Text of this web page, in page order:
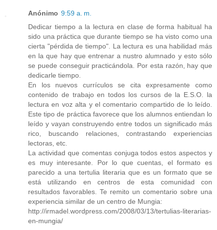
Anónimo 9:59 a. m.
Dedicar tiempo a la lectura en clase de forma habitual ha
sido una práctica que durante tiempo se ha visto como una
cierta "pérdida de tiempo". La lectura es una habilidad más
en la que hay que entrenar a nustro alumnado y esto sólo
se puede conseguir practicándola. Por esta razón, hay que
dedicarle tiempo.
En los nuevos currículos se cita expresamente como
contenido de trabajo en todos los cursos de la E.S.O. la
lectura en voz alta y el comentario compartido de lo leído.
Este tipo de práctica favorece que los alumnos entiendan lo
leído y vayan construyendo entre todos un significado más
rico, buscando relaciones, contrastando experiencias
lectoras, etc.
La actividad que comentas conjuga todos estos aspectos y
es muy interesante. Por lo que cuentas, el formato es
parecido a una tertulia literaria que es un formato que se
está utilizando en centros de esta comunidad con
resultados favorables. Te remito un comentario sobre una
experiencia similar de un centro de Mungia:
http://irmadel.wordpress.com/2008/03/13/tertulias-literarias-
en-mungia/